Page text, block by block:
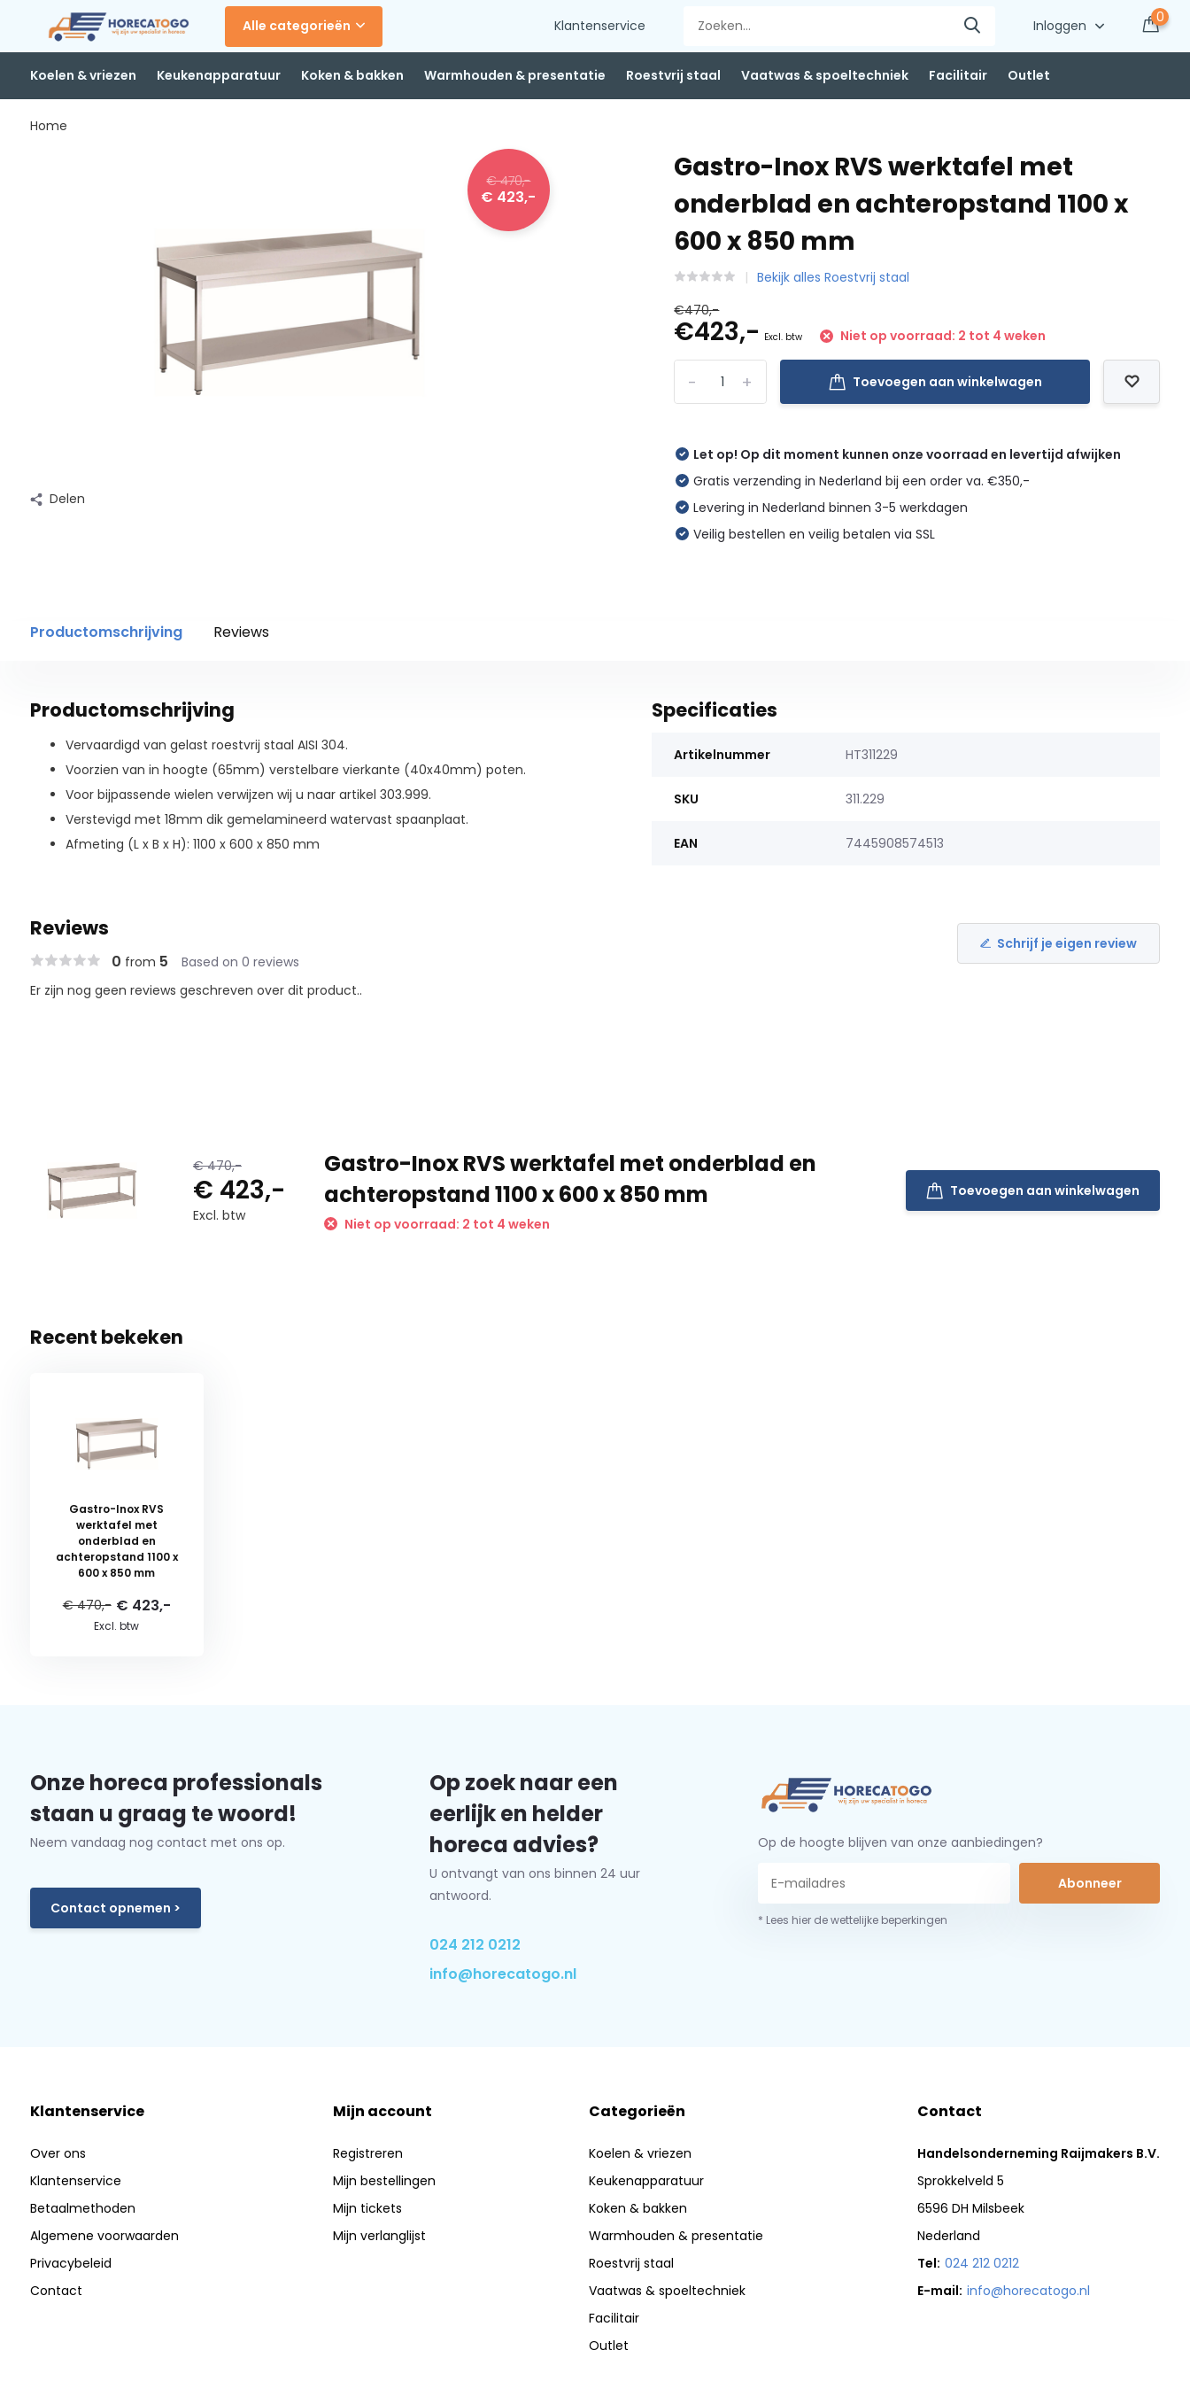
Alle categorieën Klantenservice Inloggen
0
Koelen & vriezen Keukenapparatuur Koken & bakken Warmhouden & presentatie Roestvrij staal Vaatwas & spoeltechniek Facilitair Outlet
Home
€ 470,-
€ 423,-
Delen
Gastro-Inox RVS werktafel met
onderblad en achteropstand 1100 x
600 x 850 mm
Bekijk alles Roestvrij staal
€470,-
€423,- Excl. btw Niet op voorraad: 2 tot 4 weken
+
- Toevoegen aan winkelwagen
Let op! Op dit moment kunnen onze voorraad en levertijd afwijken
Gratis verzending in Nederland bij een order va. €350,-
Levering in Nederland binnen 3-5 werkdagen
Veilig bestellen en veilig betalen via SSL
Productomschrijving Reviews
Productomschrijving
Vervaardigd van gelast roestvrij staal AISI 304.
Voorzien van in hoogte (65mm) verstelbare vierkante (40x40mm) poten.
Voor bijpassende wielen verwijzen wij u naar artikel 303.999.
Verstevigd met 18mm dik gemelamineerd watervast spaanplaat.
Afmeting (L x B x H): 1100 x 600 x 850 mm
Specificaties
Artikelnummer HT311229
SKU 311.229
EAN 7445908574513
Reviews
0 from 5 Based on 0 reviews
Schrijf je eigen review
Er zijn nog geen reviews geschreven over dit product..
€ 470,-
€ 423,-
Excl. btw
Gastro-Inox RVS werktafel met onderblad en
achteropstand 1100 x 600 x 850 mm
Niet op voorraad: 2 tot 4 weken
Toevoegen aan winkelwagen
Recent bekeken
Gastro-Inox RVS
werktafel met
onderblad en
achteropstand 1100 x
600 x 850 mm
€ 470,- € 423,-
Excl. btw
Onze horeca professionals
staan u graag te woord!
Neem vandaag nog contact met ons op.
Contact opnemen >
Op zoek naar een
eerlijk en helder
horeca advies?
U ontvangt van ons binnen 24 uur
antwoord.
024 212 0212
info@horecatogo.nl
Op de hoogte blijven van onze aanbiedingen?
Abonneer
* Lees hier de wettelijke beperkingen
Klantenservice
Over ons
Klantenservice
Betaalmethoden
Algemene voorwaarden
Privacybeleid
Contact
Mijn account
Registreren
Mijn bestellingen
Mijn tickets
Mijn verlanglijst
Categorieën
Koelen & vriezen
Keukenapparatuur
Koken & bakken
Warmhouden & presentatie
Roestvrij staal
Vaatwas & spoeltechniek
Facilitair
Outlet
Contact
Handelsonderneming Raijmakers B.V.
Sprokkelveld 5
6596 DH Milsbeek
Nederland
Tel: 024 212 0212
E-mail: info@horecatogo.nl